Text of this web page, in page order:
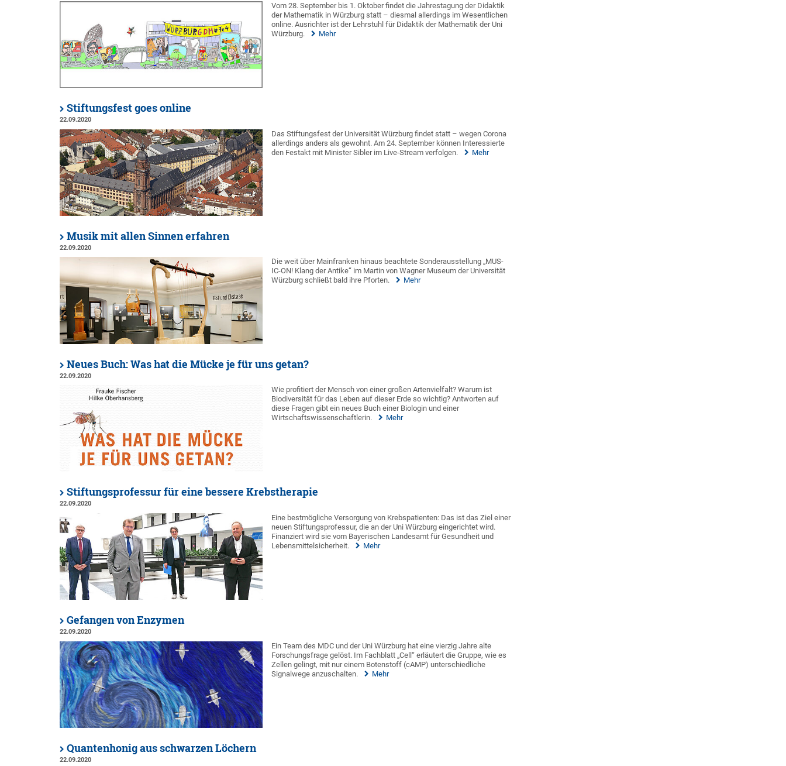
Vom 28. September bis 1. Oktober findet die Jahrestagung der Didaktik
der Mathematik in Würzburg statt – diesmal allerdings im Wesentlichen
online. Ausrichter ist der Lehrstuhl für Didaktik der Mathematik der Uni
Würzburg.
Mehr
Stiftungsfest goes online
22.09.2020
Das Stiftungsfest der Universität Würzburg findet statt – wegen Corona
allerdings anders als gewohnt. Am 24. September können Interessierte
den Festakt mit Minister Sibler im Live-Stream verfolgen.
Mehr
Musik mit allen Sinnen erfahren
22.09.2020
Die weit über Mainfranken hinaus beachtete Sonderausstellung „MUS-
IC-ON! Klang der Antike“ im Martin von Wagner Museum der Universität
Würzburg schließt bald ihre Pforten.
Mehr
Neues Buch: Was hat die Mücke je für uns getan?
22.09.2020
Wie profitiert der Mensch von einer großen Artenvielfalt? Warum ist
Biodiversität für das Leben auf dieser Erde so wichtig? Antworten auf
diese Fragen gibt ein neues Buch einer Biologin und einer
Wirtschaftswissenschaftlerin.
Mehr
Stiftungsprofessur für eine bessere Krebstherapie
22.09.2020
Eine bestmögliche Versorgung von Krebspatienten: Das ist das Ziel einer
neuen Stiftungsprofessur, die an der Uni Würzburg eingerichtet wird.
Finanziert wird sie vom Bayerischen Landesamt für Gesundheit und
Lebensmittelsicherheit.
Mehr
Gefangen von Enzymen
22.09.2020
Ein Team des MDC und der Uni Würzburg hat eine vierzig Jahre alte
Forschungsfrage gelöst. Im Fachblatt „Cell“ erläutert die Gruppe, wie es
Zellen gelingt, mit nur einem Botenstoff (cAMP) unterschiedliche
Signalwege anzuschalten.
Mehr
Quantenhonig aus schwarzen Löchern
22.09.2020